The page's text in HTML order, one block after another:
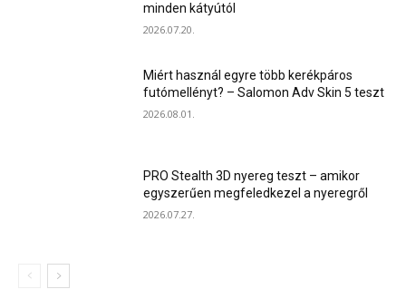
minden kátyútól
2026.07.20.
Miért használ egyre több kerékpáros
futómellényt? – Salomon Adv Skin 5 teszt
2026.08.01.
PRO Stealth 3D nyereg teszt – amikor
egyszerűen megfeledkezel a nyeregről
2026.07.27.